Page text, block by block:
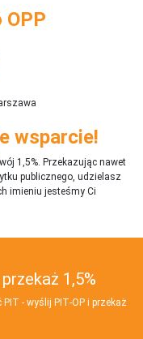
OPP
wsparcie!
1,5%. Przekazując nawet
publicznego, udzielasz
imieniu jesteśmy Ci
1,5%
- wyślij PIT‑OP i przekaż